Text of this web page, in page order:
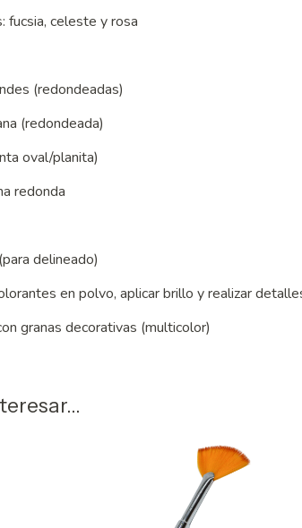
fucsia, celeste y rosa
(redondeadas)
(redondeada)
oval/planita)
redonda
delineado)
en polvo, aplicar brillo y realizar
granas decorativas (multicolor)